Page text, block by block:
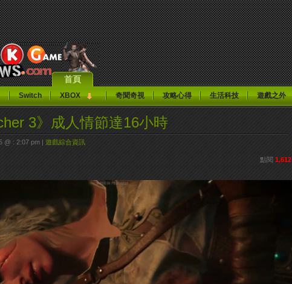
首頁
Switch XBOX 奇聞奇視 攻略心得 生活科技 遊戲之外
3》成人情節達16小時
@ : 2:07 pm | 遊戲綜合資訊
點閱 1,612